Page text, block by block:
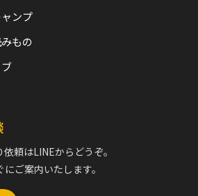
ンプ
もの
頼はLINEからどうぞ。
ご案内いたします。